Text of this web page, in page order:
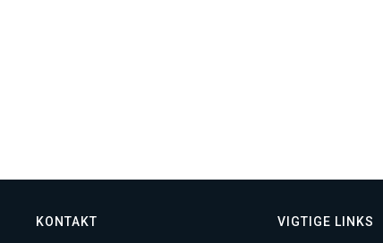
KONTAKT VIGTIGE LINKS